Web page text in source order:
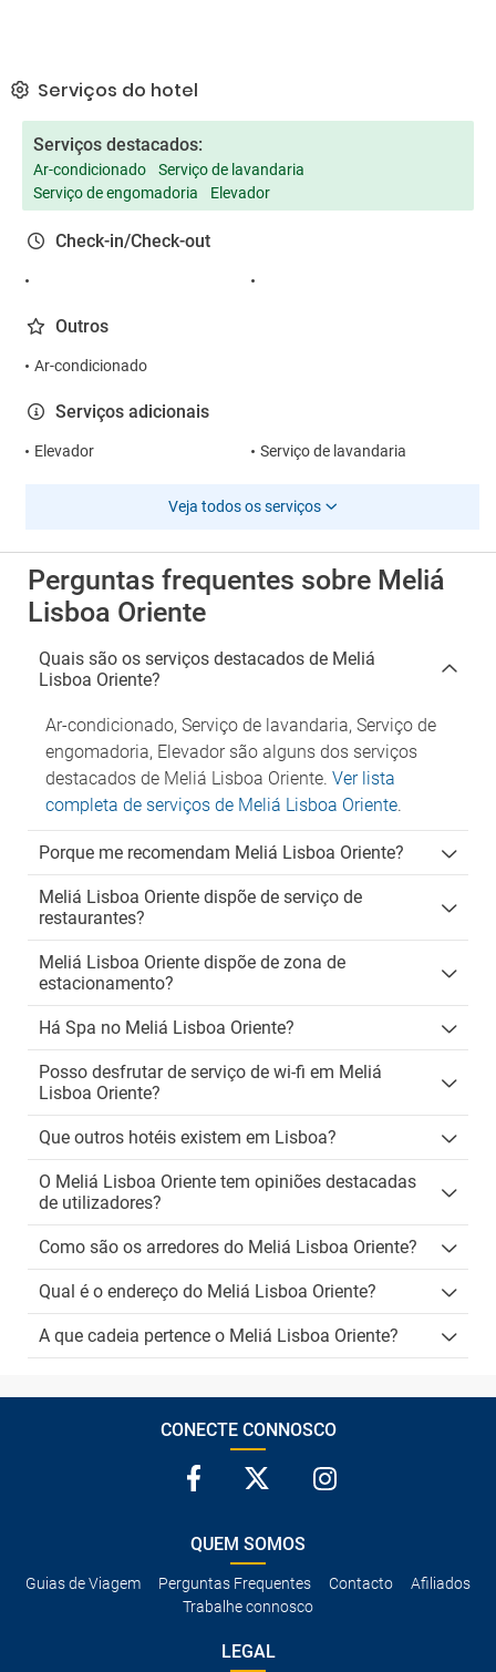
Serviços do hotel
Serviços destacados:
Ar-condicionado
Serviço de lavandaria
Serviço de engomadoria
Elevador
Check-in/Check-out
Outros
Ar-condicionado
Serviços adicionais
Elevador Serviço de lavandaria
Veja todos os serviços
Perguntas frequentes sobre Meliá
Lisboa Oriente
Quais são os serviços destacados de Meliá
Lisboa Oriente?
Ar-condicionado, Serviço de lavandaria, Serviço de
engomadoria, Elevador são alguns dos serviços
destacados de Meliá Lisboa Oriente. Ver lista
completa de serviços de Meliá Lisboa Oriente.
Porque me recomendam Meliá Lisboa Oriente?
Meliá Lisboa Oriente dispõe de serviço de
restaurantes?
Meliá Lisboa Oriente dispõe de zona de
estacionamento?
Há Spa no Meliá Lisboa Oriente?
Posso desfrutar de serviço de wi-fi em Meliá
Lisboa Oriente?
Que outros hotéis existem em Lisboa?
O Meliá Lisboa Oriente tem opiniões destacadas
de utilizadores?
Como são os arredores do Meliá Lisboa Oriente?
Qual é o endereço do Meliá Lisboa Oriente?
A que cadeia pertence o Meliá Lisboa Oriente?
CONECTE CONNOSCO
QUEM SOMOS
Guias de Viagem Perguntas Frequentes Contacto
Afiliados
Trabalhe connosco
LEGAL